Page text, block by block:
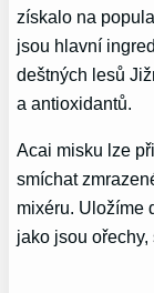
získalo na
jsou hlavní
deštných lesů
a antioxidantů.
Acai misku lze
smíchat
mixéru. Uložíme
jako jsou